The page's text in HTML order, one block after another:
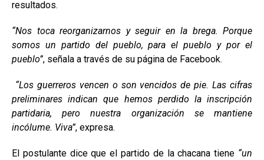
resultados.
“Nos toca reorganizarnos y seguir en la brega. Porque
somos un partido del pueblo, para el pueblo y por el
pueblo”, señala a través de su página de Facebook.
“Los guerreros vencen o son vencidos de pie. Las cifras
preliminares indican que hemos perdido la inscripción
partidaria, pero nuestra organización se mantiene
incólume. Viva”, expresa.
El postulante dice que el partido de la chacana tiene “un